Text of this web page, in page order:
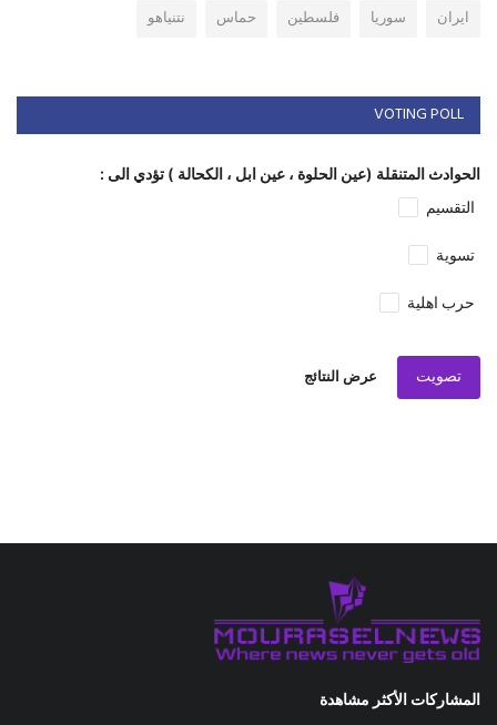
ايران
سوريا فلسطين حماس نتنياهو
VOTING POLL
الحوادث المتنقلة (عين الحلوة ، عين ابل ، الكحالة ) تؤدي الى :
التقسيم
تسوية
حرب اهلية
تصويت عرض النتائج
المشاركات الأكثر مشاهدة